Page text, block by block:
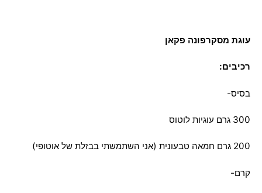
עוגת מסקרפונה פקאן
רכיבים:
בסיס-
300 גרם עוגיות לוטוס
200 גרם חמאה טבעונית (אני השתמשתי בבזלת של אוטופי)
קרם-